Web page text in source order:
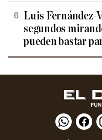
Luis Fernández-
segundos
pueden bastar